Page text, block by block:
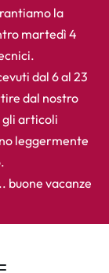
la
martedì 4
dal 6 al 23
dal nostro
gli articoli
leggermente
buone vacanze